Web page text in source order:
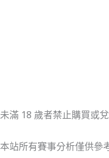
未滿 18 歲者禁止購買或
本站所有賽事分析僅供參